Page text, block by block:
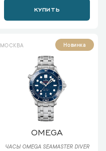
КУПИТЬ
МОСКВА Новинка
OMEGA
ЧАСЫ OMEGA SEAMASTER DIVER